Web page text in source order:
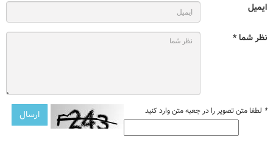
ایمیل
نظر شما *
* لطفا متن تصویر را در جعبه متن وارد کنید